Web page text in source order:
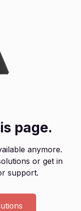
page.
anymore.
or get in
support.